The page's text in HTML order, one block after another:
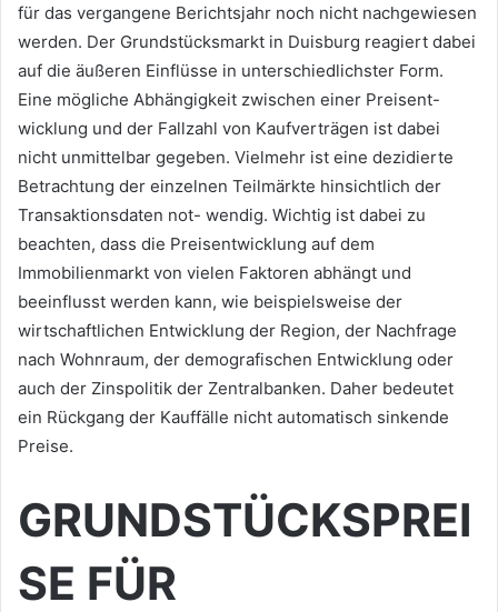
für das vergangene Berichtsjahr noch nicht nachgewiesen
werden. Der Grundstücksmarkt in Duisburg reagiert dabei
auf die äußeren Einflüsse in unterschiedlichster Form.
Eine mögliche Abhängigkeit zwischen einer Preisent-
wicklung und der Fallzahl von Kaufverträgen ist dabei
nicht unmittelbar gegeben. Vielmehr ist eine dezidierte
Betrachtung der einzelnen Teilmärkte hinsichtlich der
Transaktionsdaten not- wendig. Wichtig ist dabei zu
beachten, dass die Preisentwicklung auf dem
Immobilienmarkt von vielen Faktoren abhängt und
beeinflusst werden kann, wie beispielsweise der
wirtschaftlichen Entwicklung der Region, der Nachfrage
nach Wohnraum, der demografischen Entwicklung oder
auch der Zinspolitik der Zentralbanken. Daher bedeutet
ein Rückgang der Kauffälle nicht automatisch sinkende
Preise.
GRUNDSTÜCKSPREI
SE FÜR